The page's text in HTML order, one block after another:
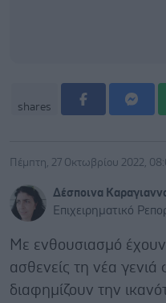
shares
Πέμπτη, 27 Οκτωβρίου 2022,
Δέσποινα
Επιχειρηματικό
Mε ενθουσιασμό
ασθενείς τη νέα
διαφημίζουν την